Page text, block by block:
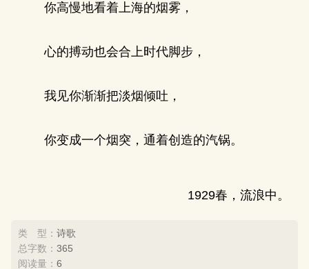
你高慢地看着上海的烟雾，
心的搏动也会合上时代脚步，
我见你渐渐把淡烟倾吐，
你变成一个烟突，通着创造的汽锅。
1929春，流浪中。
类 型： 诗歌
总字数： 365
阅读量： 6